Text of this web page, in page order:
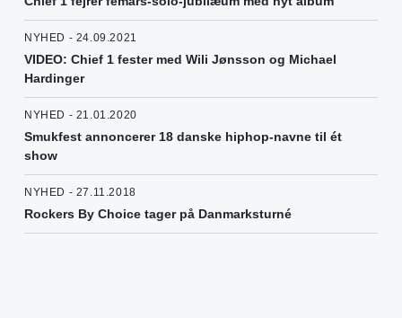
NYHED - 24.09.2021
VIDEO: Chief 1 fester med Wili Jønsson og Michael
Hardinger
NYHED - 21.01.2020
Smukfest annoncerer 18 danske hiphop-navne til ét
show
NYHED - 27.11.2018
Rockers By Choice tager på Danmarksturné